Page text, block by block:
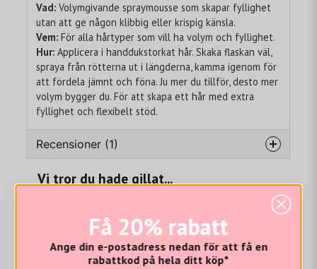
Vi tror du hade gillat...
Vad: Volymgivande spraymousse som skapar fyllighet
utan att ge någon klibbig eller krispig känsla.
Vem: För alla hårtyper som vill ha volym och fyllighet.
Hur: Applicera i handdukstorkat hår. Skaka flaskan väl,
spraya från rötterna ut i längderna, kamma igenom för
att fördela jämnt och föna. Ju mer du tillför, desto mer
volym bygger du. För att skapa ett hår med extra
fyllighet och flexibelt stöd.
Recensioner (1)
Ann-kristin
Få 20% rabatt
Ange din e-postadress nedan för att få en
rabattkod på hela ditt köp*